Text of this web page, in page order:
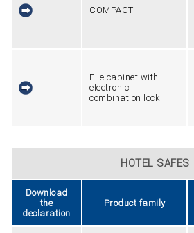
COMPACT
File cabinet with
electronic
combination lock
HOTEL SAFES
Download
the
declaration
Product family